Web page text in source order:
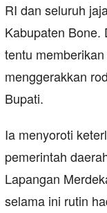
RI dan seluruh
Kabupaten Bone.
tentu
menggerakkan
Bupati.
Ia menyoroti
pemerintah
Lapangan
selama ini rutin